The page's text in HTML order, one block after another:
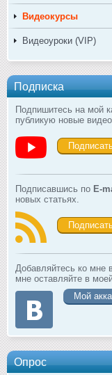
Видеокурсы
Видеоуроки (VIP)
Подписка
Подпишитесь на мой
публикую новые видео.
Подписавшись по E-
новых статьях.
Добавляйтесь ко мне
мне оставляйте в
Мой
Опрос